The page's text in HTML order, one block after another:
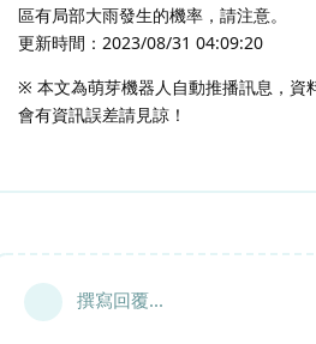
區有局部大雨發生的機率，請注意。
更新時間：2023/08/31 04:09:20
※ 本文為萌芽機器人自動推播訊息，資
會有資訊誤差請見諒！
撰寫回覆...